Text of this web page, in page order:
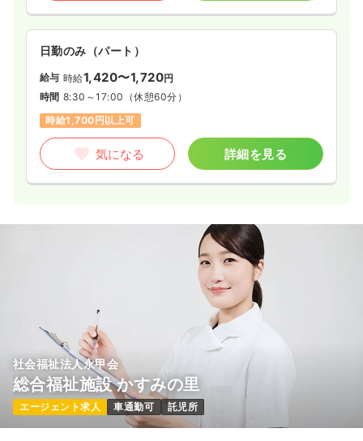
日勤のみ（パート）
給与 時給1,420〜1,720円
時間 8:30～17:00 （休憩60分）
時給1,700円以上可
気になる 詳細を見る
社会福祉法人永甲会
総合福祉施設 かすみの里
エージェント求人 車通勤可 託児所